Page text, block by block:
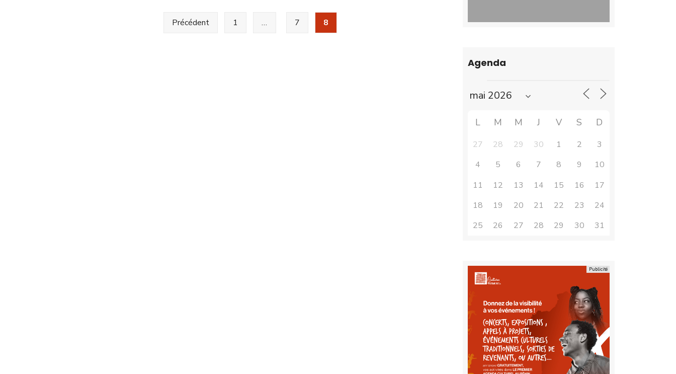
Précédent 1 … 7 8
Agenda
L M M J V S D
27 28 29 30 1 2
3
4
5 6 7 8 9
10
11
12 13 14 15 16
17
18
19 20 21 22 23
24
25
26 27 28 29 30 31